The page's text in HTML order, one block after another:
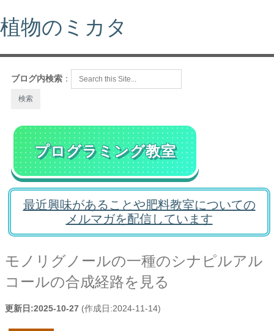
植物のミカタ
ブログ内検索 ：
プログラミング教室
最近興味があることや肥料教室についての
メルマガを配信しています
モノリグノールの一種のシナピルアル
コールの合成経路を見る
更新日:2025-10-27 (作成日:2024-11-14)